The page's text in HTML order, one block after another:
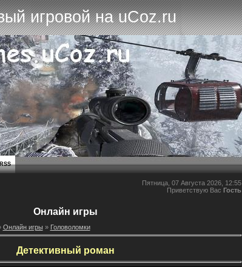
игровой на uCoz.ru
Пятница, 07 Августа 2026, 12:55
Приветствую Вас Гость
Онлайн игры
Онлайн игры » Головоломки
Детективный роман